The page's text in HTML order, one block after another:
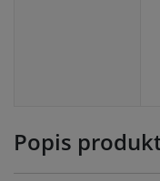
Popis